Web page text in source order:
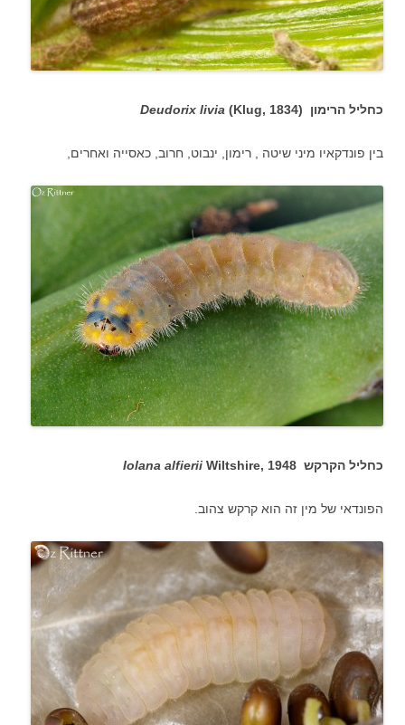
כחליל הרימון ( Deudorix livia (Klug, 1834
בין פונדקאיו מיני שיטה , רימון, ינבוט, חרוב, כאסייה ואחרים,
כחליל הקרקש Iolana alfierii Wiltshire, 1948
הפונדאי של מין זה הוא קרקש צהוב.